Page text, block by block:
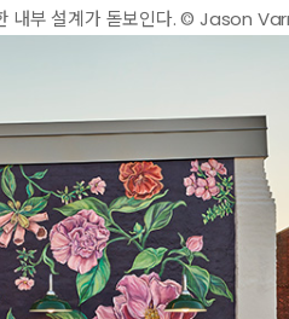
내부 설계가 돋보인다. © Jason